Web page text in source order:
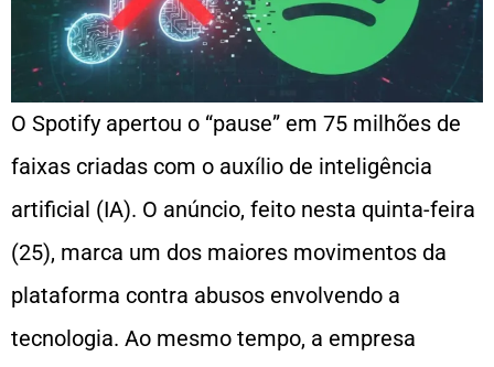
O Spotify apertou o “pause” em 75 milhões de
faixas criadas com o auxílio de inteligência
artificial (IA). O anúncio, feito nesta quinta-feira
(25), marca um dos maiores movimentos da
plataforma contra abusos envolvendo a
tecnologia. Ao mesmo tempo, a empresa